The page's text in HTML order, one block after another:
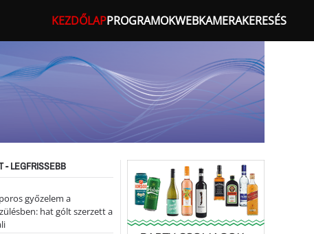
KEZDŐLAPPROGRAMOKWEBKAMERAKERESÉS
- LEGFRISSEBB
győzelem a
hat gólt szerzett a